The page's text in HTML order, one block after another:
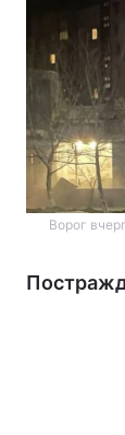
Ворог